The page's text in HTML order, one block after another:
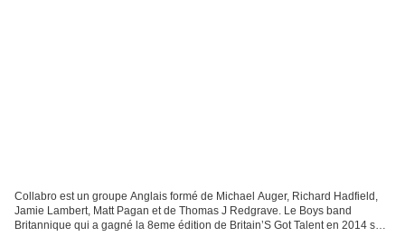
Collabro est un groupe Anglais formé de Michael Auger, Richard Hadfield,
Jamie Lambert, Matt Pagan et de Thomas J Redgrave. Le Boys band
Britannique qui a gagné la 8eme édition de Britain’S Got Talent en 2014 sort